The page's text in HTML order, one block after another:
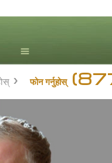
फोन गर्नुहोस्